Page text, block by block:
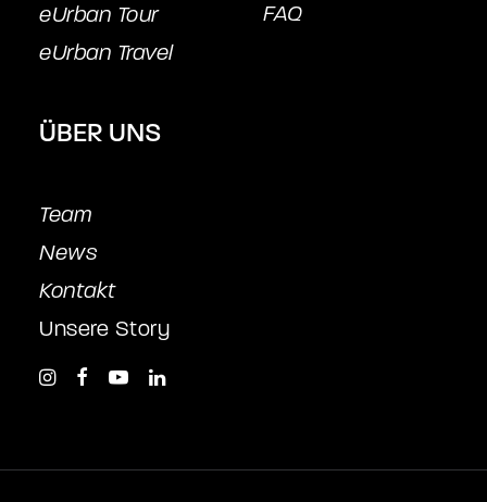
eUrban Tour
eUrban Travel
FAQ
ÜBER UNS
Team
News
Kontakt
Unsere Story